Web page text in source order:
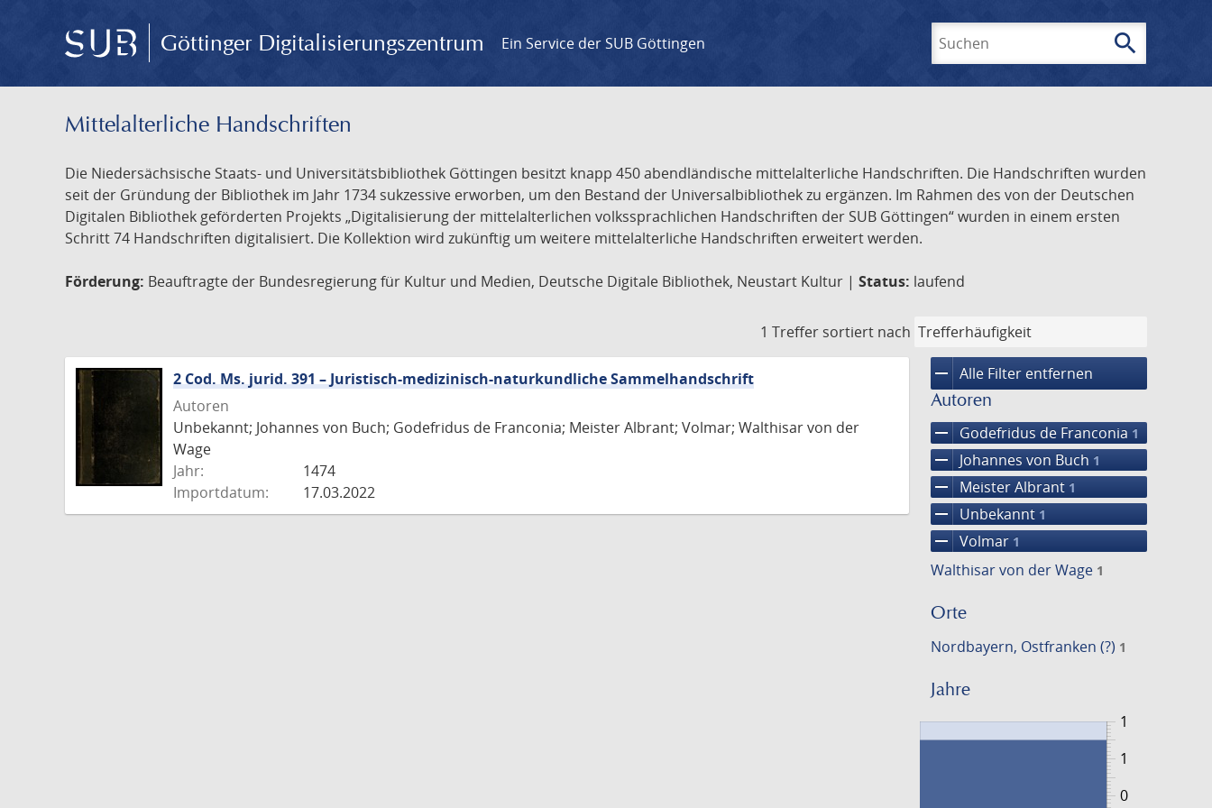
Göttinger Digitalisierungszentrum Ein Service der SUB Göttingen search
Mittelalterliche Handschriften
Die Niedersächsische Staats- und Universitätsbibliothek Göttingen besitzt knapp 450 abendländische mittelalterliche Handschriften. Die Handschriften wurden
seit der Gründung der Bibliothek im Jahr 1734 sukzessive erworben, um den Bestand der Universalbibliothek zu ergänzen. Im Rahmen des von der Deutschen
Digitalen Bibliothek geförderten Projekts „Digitalisierung der mittelalterlichen volkssprachlichen Handschriften der SUB Göttingen“ wurden in einem ersten
Schritt 74 Handschriften digitalisiert. Die Kollektion wird zukünftig um weitere mittelalterliche Handschriften erweitert werden.
Förderung: Beauftragte der Bundesregierung für Kultur und Medien, Deutsche Digitale Bibliothek, Neustart Kultur | Status: laufend
1 Treffer sortiert nach
remove Alle Filter entfernen
Autoren
remove Godefridus de Franconia 1
remove Johannes von Buch 1
remove Meister Albrant 1
remove Unbekannt 1
remove Volmar 1
Walthisar von der Wage 1
Orte
Nordbayern, Ostfranken (?) 1
Jahre
1
0
1
2 Cod. Ms. jurid. 391 – Juristisch-medizinisch-naturkundliche Sammelhandschrift
Autoren
Unbekannt; Johannes von Buch; Godefridus de Franconia; Meister Albrant; Volmar; Walthisar von der
Wage
Jahr:
1474
Importdatum:
17.03.2022